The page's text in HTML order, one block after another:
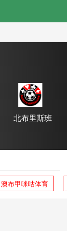
北布里斯班
澳布甲咪咕体育